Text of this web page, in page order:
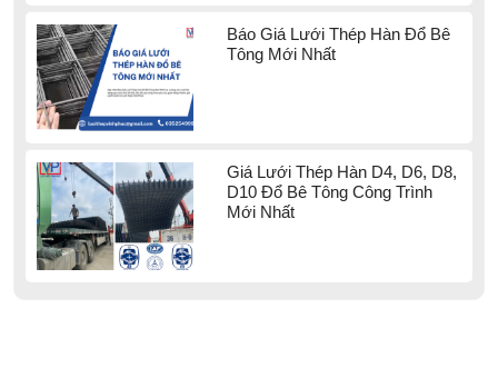
Báo Giá Lưới Thép Hàn Đổ Bê
Tông Mới Nhất
Giá Lưới Thép Hàn D4, D6, D8,
D10 Đổ Bê Tông Công Trình
Mới Nhất